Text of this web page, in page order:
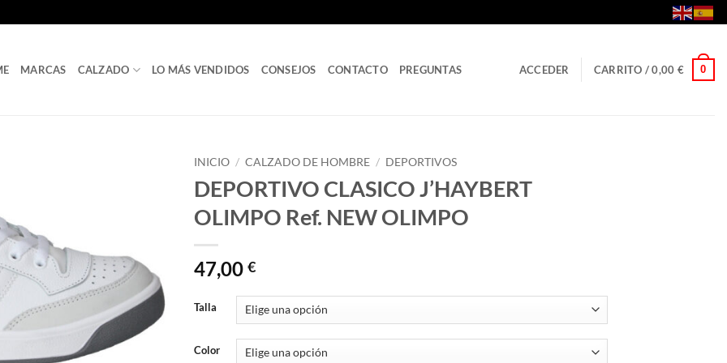
MARCAS CALZADO LO MÁS VENDIDOS CONSEJOS CONTACTO PREGUNTAS ACCEDER CARRITO /0,00 € 0
INICIO / CALZADO DE HOMBRE / DEPORTIVOS
DEPORTIVO CLASICO J’HAYBERT
OLIMPO Ref. NEW OLIMPO
47,00 €
Talla
Color